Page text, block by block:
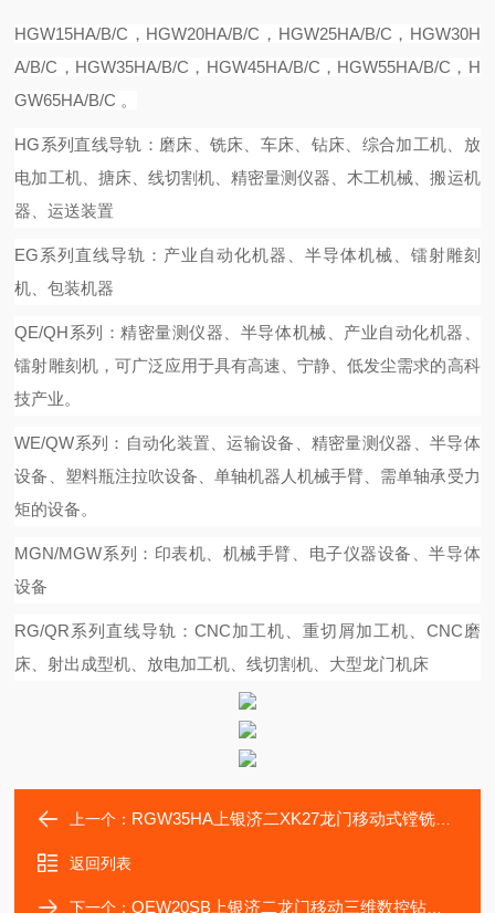
HGW15HA/B/C， HGW20HA/B/C， HGW25HA/B/C， HGW30H
A/B/C， HGW35HA/B/C， HGW45HA/B/C， HGW55HA/B/C， H
GW65HA/B/C 。
HG系列直线导轨：磨床、铣床、车床、钻床、综合加工机、放
电加工机、搪床、线切割机、精密量测仪器、木工机械、搬运机
器、运送装置
EG系列直线导轨：产业自动化机器、半导体机械、镭射雕刻
机、包装机器
QE/QH系列：精密量测仪器、半导体机械、产业自动化机器、
镭射雕刻机，可广泛应用于具有高速、宁静、低发尘需求的高科
技产业。
WE/QW系列：自动化装置、运输设备、精密量测仪器、半导体
设备、塑料瓶注拉吹设备、单轴机器人机械手臂、需单轴承受力
矩的设备。
MGN/MGW系列：印表机、机械手臂、电子仪器设备、半导体
设备
RG/QR系列直线导轨：CNC加工机、重切屑加工机、CNC磨
床、射出成型机、放电加工机、线切割机、大型龙门机床
上一个： RGW35HA上银济二XK27龙门移动式镗铣床传动滑块RGW35CA
返回列表
下一个：QEW20SB上银济二龙门移动三维数控钻床轴承QEW25SB滑块